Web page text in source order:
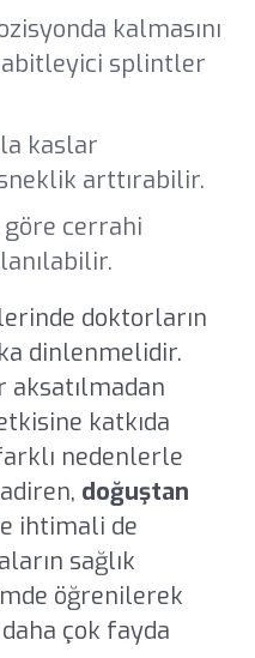
kalmasını
splintler
kaslar
arttırabilir.
göre cerrahi
doktorların
dinlenmelidir.
katkıda
nedenlerle
doğuştan
ihtimali de
sağlık
öğrenilerek
çok fayda